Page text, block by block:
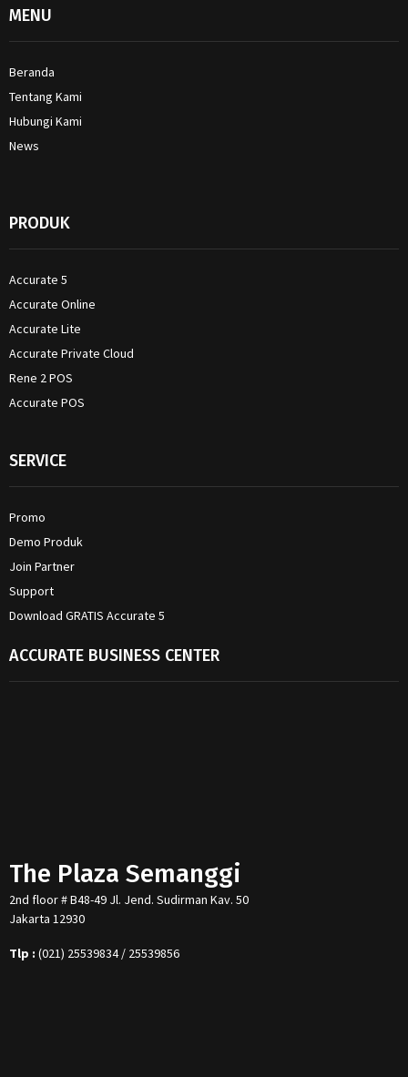
MENU
Beranda
Tentang Kami
Hubungi Kami
News
PRODUK
Accurate 5
Accurate Online
Accurate Lite
Accurate Private Cloud
Rene 2 POS
Accurate POS
SERVICE
Promo
Demo Produk
Join Partner
Support
Download GRATIS Accurate 5
ACCURATE BUSINESS CENTER
The Plaza Semanggi
2nd floor # B48-49 Jl. Jend. Sudirman Kav. 50
Jakarta 12930
Tlp : (021) 25539834 / 25539856